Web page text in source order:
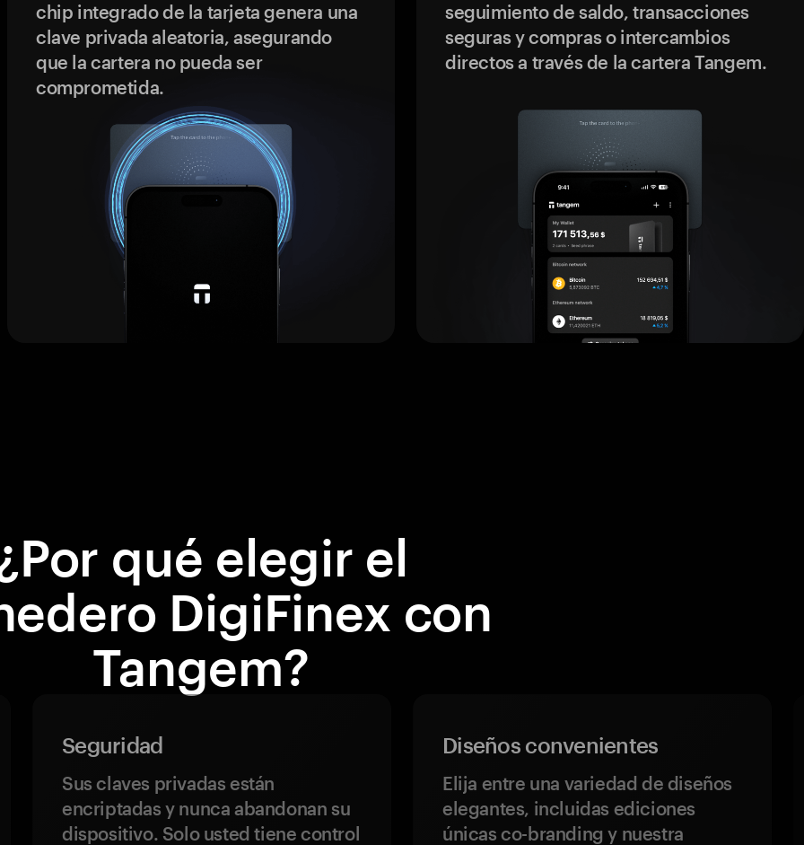
chip integrado de la tarjeta genera una
clave privada aleatoria, asegurando
que la cartera no pueda ser
comprometida.
seguimiento de saldo, transacciones
seguras y compras o intercambios
directos a través de la cartera Tangem.
qué elegir el
DigiFinex con
Tangem?
Seguridad
Sus claves privadas están
encriptadas y nunca abandonan su
dispositivo. Solo usted tiene control
Diseños convenientes
Elija entre una variedad de diseños
elegantes, incluidas ediciones
únicas co-branding y nuestra